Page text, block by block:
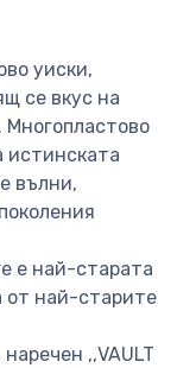
уиски,
се вкус на
истинската
вълни,
е най-старата
от най-старите
,,VAULT